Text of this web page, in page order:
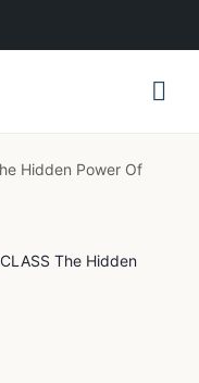
Hidden Power Of
The Hidden